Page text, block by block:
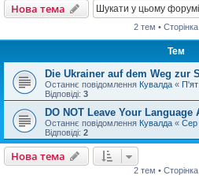
Нова тема
2 тем • Сторінка
Тем
Die Ukrainer auf dem Weg zur
Останнє повідомлення Кувалда « П'ят
Відповіді: 3
DO NOT Leave Your Language
Останнє повідомлення Кувалда « Сер
Відповіді: 2
Нова тема
2 тем • Сторінка